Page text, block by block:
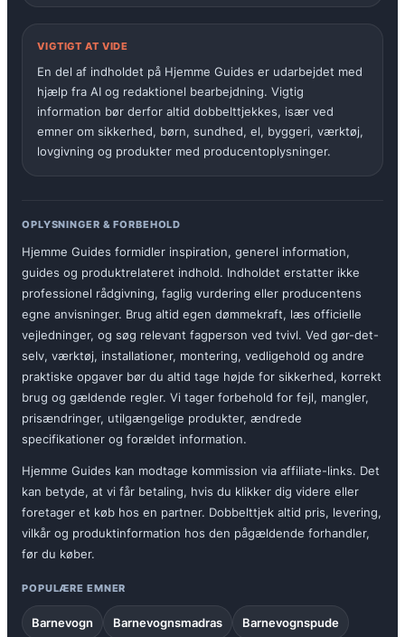
VIGTIGT AT VIDE
En del af indholdet på Hjemme Guides er udarbejdet med
hjælp fra AI og redaktionel bearbejdning. Vigtig
information bør derfor altid dobbelttjekkes, især ved
emner om sikkerhed, børn, sundhed, el, byggeri, værktøj,
lovgivning og produkter med producentoplysninger.
OPLYSNINGER & FORBEHOLD
Hjemme Guides formidler inspiration, generel information,
guides og produktrelateret indhold. Indholdet erstatter ikke
professionel rådgivning, faglig vurdering eller producentens
egne anvisninger. Brug altid egen dømmekraft, læs officielle
vejledninger, og søg relevant fagperson ved tvivl. Ved gør-det-
selv, værktøj, installationer, montering, vedligehold og andre
praktiske opgaver bør du altid tage højde for sikkerhed, korrekt
brug og gældende regler. Vi tager forbehold for fejl, mangler,
prisændringer, utilgængelige produkter, ændrede
specifikationer og forældet information.
Hjemme Guides kan modtage kommission via affiliate-links. Det
kan betyde, at vi får betaling, hvis du klikker dig videre eller
foretager et køb hos en partner. Dobbelttjek altid pris, levering,
vilkår og produktinformation hos den pågældende forhandler,
før du køber.
POPULÆRE EMNER
Barnevogn Barnevognsmadras Barnevognspude